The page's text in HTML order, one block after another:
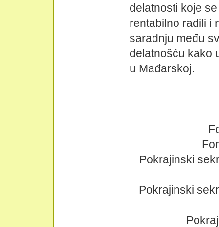
delatnosti koje
rentabilno radili i
saradnju među
delatnošću kako
u Mađarskoj.
Pokrajinski
Pokrajinski